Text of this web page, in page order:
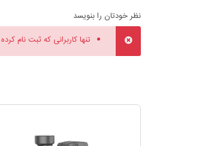
نظر خودتان را بنویسد
تنها کاربرانی که ثبت نام